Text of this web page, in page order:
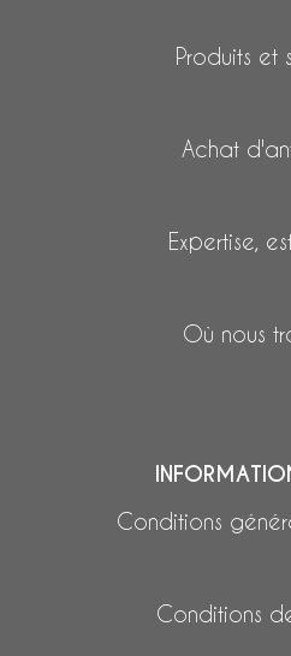
Produits et
Achat
Expertise,
Où nous
Conditions
Conditions